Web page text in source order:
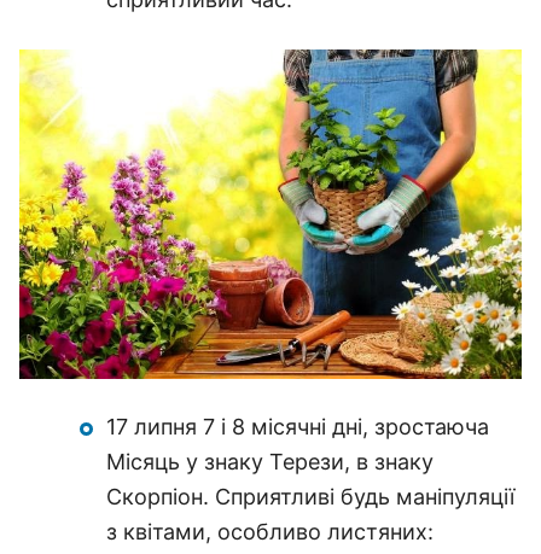
17 липня 7 і 8 місячні дні, зростаюча
Місяць у знаку Терези, в знаку
Скорпіон. Сприятливі будь маніпуляції
з квітами, особливо листяних: